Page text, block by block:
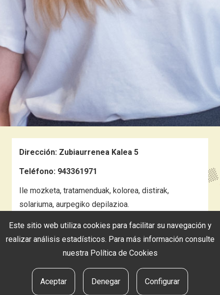
Dirección: Zubiaurrenea Kalea 5
Teléfono: 943361971
Ile mozketa, tratamenduak, kolorea, distirak,
solariuma, aurpegiko depilazioa.
NUESTRA OFERTA
Este sitio web utiliza cookies para facilitar su navegación y
realizar análisis estadísticos. Para más información consulte
nuestra Política de Cookies
Aceptar Denegar Configurar